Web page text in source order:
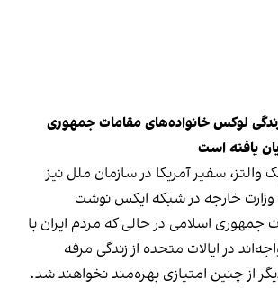
لوکس خانواده‌های مقامات جمهوری
یافته است
والتز، سفیر آمریکا در سازمان ملل نیز
خارجه در شبکه ایکس نوشت
جمهوری اسلامی در حالی‌ که مردم ایران با
در ایالات متحده از زندگی مرفه
از چنین امتیازی بهره‌مند نخواهند شد.